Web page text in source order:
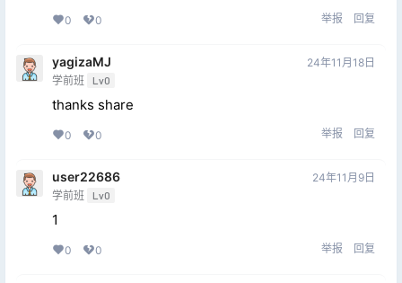
0 0 举报 回复
yagizaMJ
学前班 Lv0
24年11月18日
thanks share
0 0 举报 回复
user22686
学前班 Lv0
24年11月9日
1
0 0 举报 回复